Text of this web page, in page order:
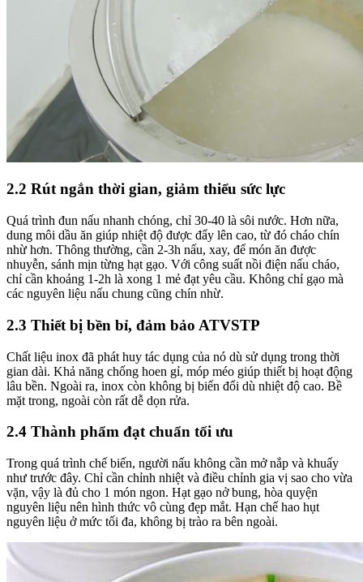
2.2 Rút ngắn thời gian, giảm thiểu sức lực
Quá trình đun nấu nhanh chóng, chỉ 30-40 là sôi nước. Hơn nữa,
dung môi dầu ăn giúp nhiệt độ được đẩy lên cao, từ đó cháo chín
nhừ hơn. Thông thường, cần 2-3h nấu, xay, để món ăn được
nhuyễn, sánh mịn từng hạt gạo. Với công suất nồi điện nấu cháo,
chỉ cần khoảng 1-2h là xong 1 mẻ đạt yêu cầu. Không chỉ gạo mà
các nguyên liệu nấu chung cũng chín nhừ.
2.3 Thiết bị bền bỉ, đảm bảo ATVSTP
Chất liệu inox đã phát huy tác dụng của nó dù sử dụng trong thời
gian dài. Khả năng chống hoen gỉ, móp méo giúp thiết bị hoạt động
lâu bền. Ngoài ra, inox còn không bị biến đổi dù nhiệt độ cao. Bề
mặt trong, ngoài còn rất dễ dọn rửa.
2.4 Thành phẩm đạt chuẩn tối ưu
Trong quá trình chế biến, người nấu không cần mở nắp và khuấy
như trước đây. Chỉ cần chỉnh nhiệt và điều chỉnh gia vị sao cho vừa
vặn, vậy là đủ cho 1 món ngon. Hạt gạo nở bung, hòa quyện
nguyên liệu nên hình thức vô cùng đẹp mắt. Hạn chế hao hụt
nguyên liệu ở mức tối đa, không bị trào ra bên ngoài.